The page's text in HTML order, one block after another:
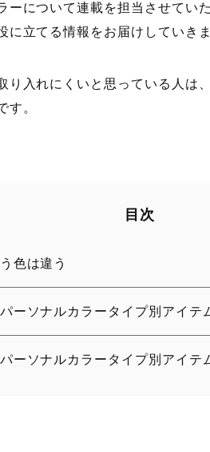
ーについて連載を担当させてい
に立てる情報をお届けしていき
り入れにくいと思っている人は
。
目次
色は違う
ーソナルカラータイプ別アイテ
ーソナルカラータイプ別アイテ